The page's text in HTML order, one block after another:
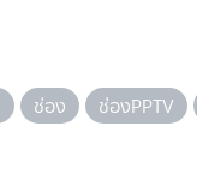
ช่อง ช่องPPTV